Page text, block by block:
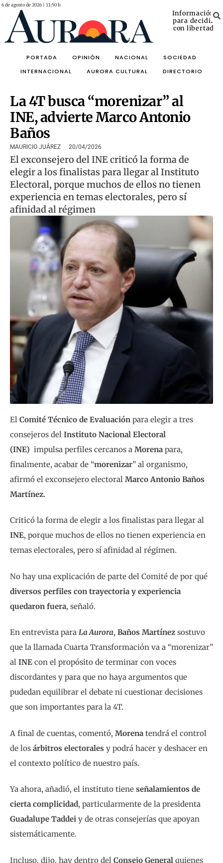
6 de agosto de 2026 | 11:50 h
Información
para decidir
con libertad
PORTADA OPINIÓN NACIONAL
SOCIEDAD
INTERNACIONAL
AURORA CULTURAL DIRECTORIO
La 4T busca “morenizar” al
INE, advierte Marco Antonio
Baños
MAURICIO JUÁREZ 20/04/2026
El exconsejero del INE criticó la forma de
elegir a los finalistas para llegar al Instituto
Electoral, porque muchos de ellos no tienen
experiencia en temas electorales, pero sí
afinidad al régimen
El Comité Técnico de Evaluación para elegir a tres
consejeros del Instituto Nacional Electoral
(INE) impulsa perfiles cercanos a Morena para,
finalmente, acabar de “morenizar” al organismo,
afirmó el exconsejero electoral Marco Antonio Baños
Martínez.
Criticó la forma de elegir a los finalistas para llegar al
INE, porque muchos de ellos no tienen experiencia en
temas electorales, pero sí afinidad al régimen.
No hay una explicación de parte del Comité de por qué
diversos perfiles con trayectoria y experiencia
quedaron fuera, señaló.
En entrevista para La Aurora, Baños Martínez sostuvo
que la llamada Cuarta Transformación va a “morenizar”
al INE con el propósito de terminar con voces
discordantes y para que no haya argumentos que
pudedan equilibrar el debate ni cuestionar decisiones
que son importantes para la 4T.
A final de cuentas, comentó, Morena tendrá el control
de los árbitros electorales y podrá hacer y deshacer en
el contexto político de nuestro país.
Ya ahora, añadió, el instituto tiene señalamientos de
cierta complicidad, particularmente de la presidenta
Guadalupe Taddei y de otras consejerías que apoyan
sistemáticamente.
Incluso, dijo, hay dentro del Consejo General quienes